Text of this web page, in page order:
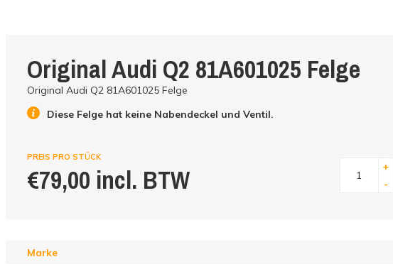
Original Audi Q2 81A601025 Felge
Original Audi Q2 81A601025 Felge
Diese Felge hat keine Nabendeckel und Ventil.
PREIS PRO STÜCK
€79,00 incl. BTW
+
-
Marke